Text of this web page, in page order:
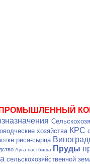
хозяйства КРС
риса-сырца
Луга пастбища Пруды
сельскохозяйственной